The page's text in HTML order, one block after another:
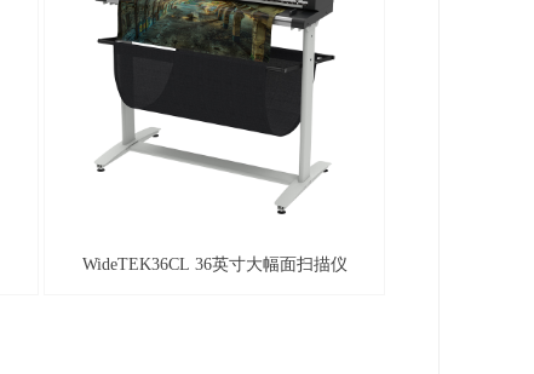
WideTEK36CL 36英寸大幅面扫描仪